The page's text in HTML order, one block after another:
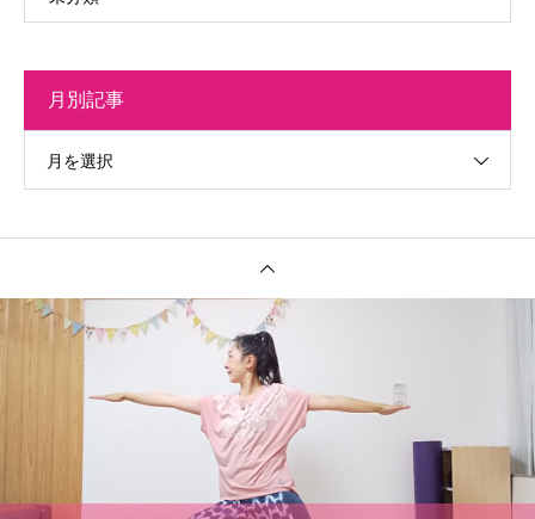
月別記事
月を選択